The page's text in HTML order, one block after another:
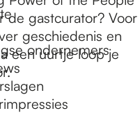
ondernemers
de gastcurator? Voor
geschiedenis en
een uurtje loop je